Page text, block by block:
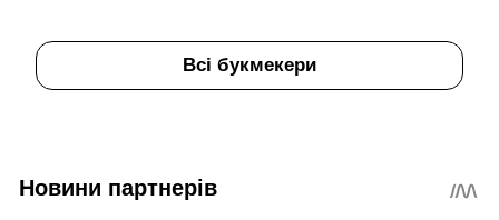
Всі букмекери